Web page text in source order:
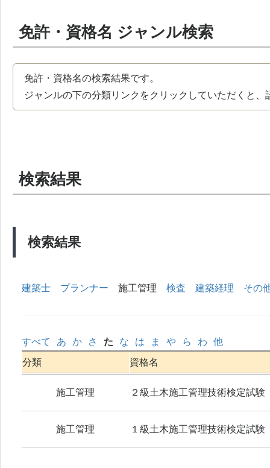
免許・資格名 ジャンル検索
免許・資格名の検索結果です。
ジャンルの下の分類リンクをクリックしていただくと
検索結果
検索結果
建築士 プランナー 施工管理 検査 建築経理 その
すべて あ か さ た な は ま や ら わ
他
分類
資格名
施工管理 ２級土木施工管理技術検定試験
施工管理 １級土木施工管理技術検定試験